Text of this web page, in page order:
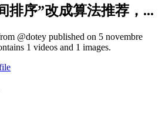
排序”改成算法推荐，...
@dotey published on 5 novembre
1 videos and 1 images.